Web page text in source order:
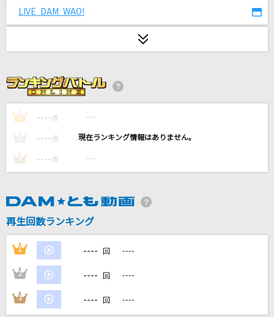
ゆうがた クインテット テーマ(春)
尾崎豊
Every Little Thing
晴れた午後
好きすぎて滅！
M!LK
初恋の亡霊
[生音]優しい雨
小泉今日子
LIVE DAM WAO!
1 ---- 点 ----
---- 点 ----
3 ---- 点 ----
再生回数ランキング
1 ---- 回 ----
2 ---- 回 ----
3 ---- 回 ----